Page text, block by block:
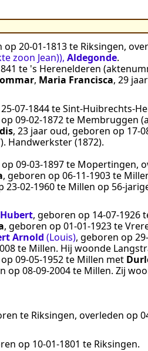
op 20‑01‑1813te Riksingen,
zoon Jean)), Aldegonde.
te 's Herenelderen
, Maria Francisca, 29
25‑07‑1844teSint-Huibrechts-
09‑02‑1872te Membruggen
, 23 jaar oud, geboren op
). Handwerkster (1872).
09‑03‑1897te Mopertingen,
, geboren op 06‑11‑1903te
23‑02‑1960te Millen op 56-
, geboren op 14‑07‑1926
, geboren op 01‑01‑1923te
Arnold (Louis), geboren op
te Millen. Hij woonde
09‑05‑1952te Millen met
op 08‑09‑2004te Millen. Zij
te Riksingen, overleden op
op 10‑01‑1801 te Riksingen.